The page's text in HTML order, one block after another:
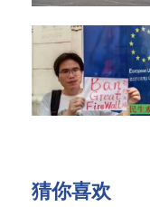
猜你喜欢